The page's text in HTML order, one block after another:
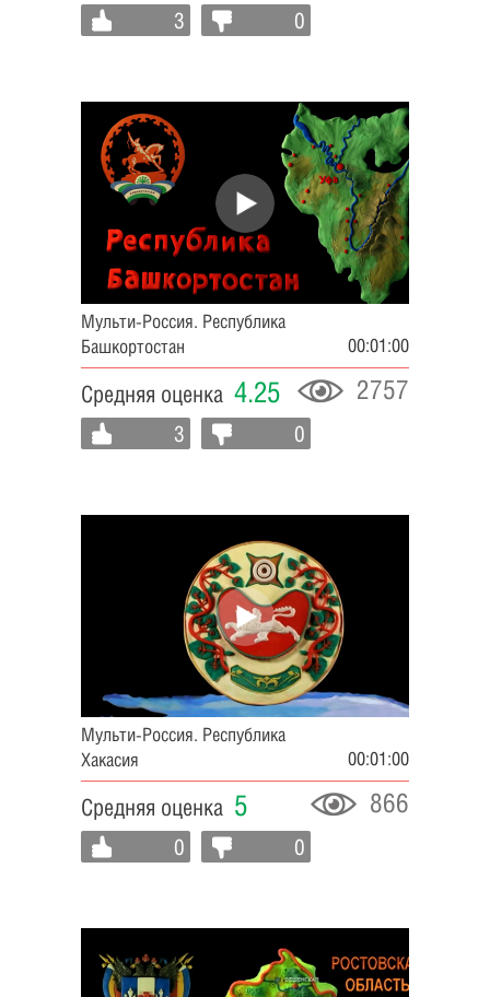
3 0
Мульти-Россия. Республика
Башкортостан
00:01:00
Средняя оценка 4.25 2757
3 0
Мульти-Россия. Республика
Хакасия
00:01:00
Средняя оценка 5 866
0 0